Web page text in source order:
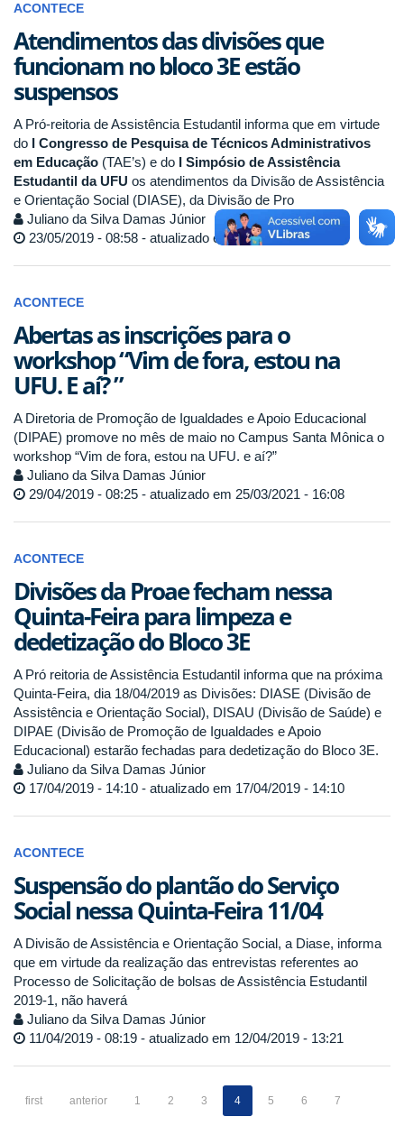
ACONTECE
Atendimentos das divisões que
funcionam no bloco 3E estão
suspensos
A Pró-reitoria de Assistência Estudantil informa que em virtude
do I Congresso de Pesquisa de Técnicos Administrativos
em Educação (TAE’s) e do I Simpósio de Assistência
Estudantil da UFU os atendimentos da Divisão de Assistência
e Orientação Social (DIASE), da Divisão de Pro
Juliano da Silva Damas Júnior
23/05/2019 - 08:58 - atualizado em 24/05/2019 - 09:46
ACONTECE
Abertas as inscrições para o
workshop “Vim de fora, estou na
UFU. E aí? ”
A Diretoria de Promoção de Igualdades e Apoio Educacional
(DIPAE) promove no mês de maio no Campus Santa Mônica o
workshop “Vim de fora, estou na UFU. e aí?”
Juliano da Silva Damas Júnior
29/04/2019 - 08:25 - atualizado em 25/03/2021 - 16:08
ACONTECE
Divisões da Proae fecham nessa
Quinta-Feira para limpeza e
dedetização do Bloco 3E
A Pró reitoria de Assistência Estudantil informa que na próxima
Quinta-Feira, dia 18/04/2019 as Divisões: DIASE (Divisão de
Assistência e Orientação Social), DISAU (Divisão de Saúde) e
DIPAE (Divisão de Promoção de Igualdades e Apoio
Educacional) estarão fechadas para dedetização do Bloco 3E.
Juliano da Silva Damas Júnior
17/04/2019 - 14:10 - atualizado em 17/04/2019 - 14:10
ACONTECE
Suspensão do plantão do Serviço
Social nessa Quinta-Feira 11/04
A Divisão de Assistência e Orientação Social, a Diase, informa
que em virtude da realização das entrevistas referentes ao
Processo de Solicitação de bolsas de Assistência Estudantil
2019-1, não haverá
Juliano da Silva Damas Júnior
11/04/2019 - 08:19 - atualizado em 12/04/2019 - 13:21
first anterior 1 2 3 4 5 6 7